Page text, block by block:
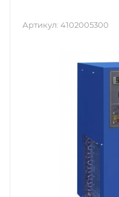
Артикул: 4102005300